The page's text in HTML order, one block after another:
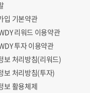
입 기본약관
리워드 이용약관
투자 이용약관
보 처리방침(리워드)
보 처리방침(투자)
보 활용체제